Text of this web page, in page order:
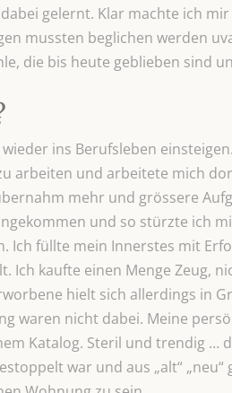
gelernt. Klar machte ich
mussten beglichen werden
die bis heute geblieben sind
ins Berufsleben
arbeiten und arbeitete mich
mehr und grössere
und so stürzte ich
Ich füllte mein Innerstes mit
Ich kaufte einen Menge Zeug,
hielt sich allerdings in
waren nicht dabei. Meine
Katalog. Steril und trendig
war und aus „alt“